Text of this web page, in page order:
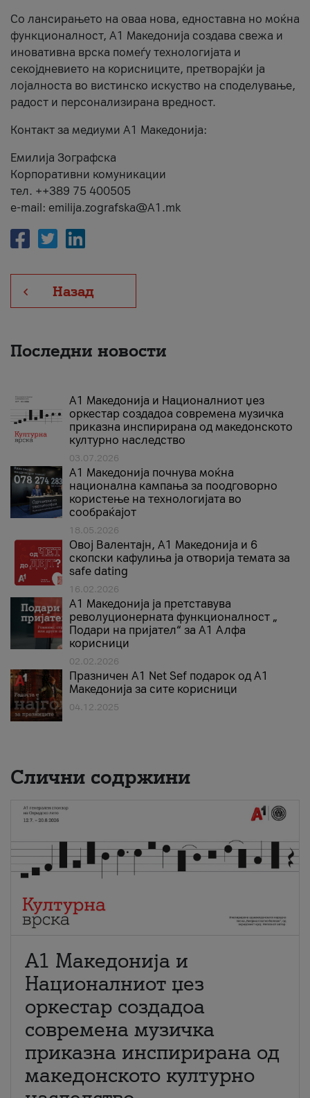
Со лансирањето на оваа нова, едноставна но моќна
функционалност, А1 Македонија создава свежа и
иновативна врска помеѓу технологијата и
секојдневието на корисниците, претворајќи ја
лојалноста во вистинско искуство на споделување,
радост и персонализирана вредност.
Контакт за медиуми А1 Македонија:
Емилија Зографска
Корпоративни комуникации
тел. ++389 75 400505
e-mail: emilija.zografska@A1.mk
Назад
Последни новости
А1 Македонија и Националниот џез
оркестар создадоа современа музичка
приказна инспирирана од македонското
културно наследство
03.07.2026
A1 Македонија почнува моќна
национална кампања за поодговорно
користење на технологијата во
сообраќајот
18.05.2026
Овој Валентајн, A1 Македонија и 6
скопски кафулиња ја отворија темата за
safe dating
16.02.2026
А1 Македонија ја претставува
револуционерната функционалност „
Подари на пријател“ за А1 Алфа
корисници
02.02.2026
Празничен A1 Net Sеf подарок од А1
Македонија за сите корисници
04.12.2025
Слични содржини
А1 Македонија и
Националниот џез
оркестар создадоа
современа музичка
приказна инспирирана од
македонското културно